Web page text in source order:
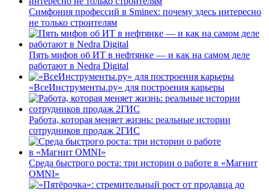
Симфония профессий в Sminex: почему здесь интересно
не только строителям
Пять мифов об ИТ в нефтянке — и как на самом деле
работают в Nedra Digital
«ВсеИнструменты.ру» для построения карьеры
Работа, которая меняет жизнь: реальные истории
сотрудников продаж 2ГИС
Среда быстрого роста: три истории о работе в «Магнит
OMNI»